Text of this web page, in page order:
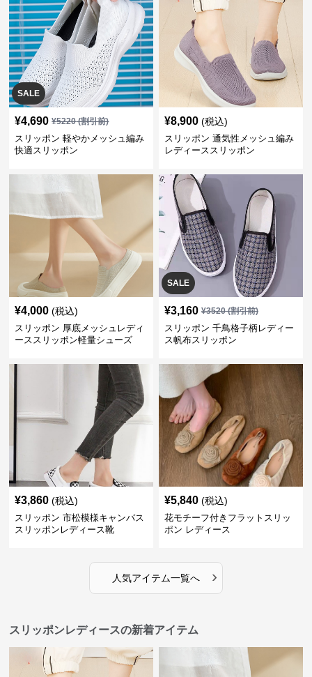
SALE
¥4,690 ¥5220(割引前)
スリッポン 軽やかメッシュ編み
快適スリッポン
¥8,900 (税込)
スリッポン 通気性メッシュ編み
レディーススリッポン
¥4,000 (税込)
スリッポン 厚底メッシュレディ
ーススリッポン軽量シューズ
SALE
¥3,160 ¥3520(割引前)
スリッポン 千鳥格子柄レディー
ス帆布スリッポン
¥3,860 (税込)
スリッポン 市松模様キャンバス
スリッポンレディース靴
¥5,840 (税込)
花モチーフ付きフラットスリッ
ポン レディース
人気アイテム一覧へ ›
スリッポンレディースの新着アイテム